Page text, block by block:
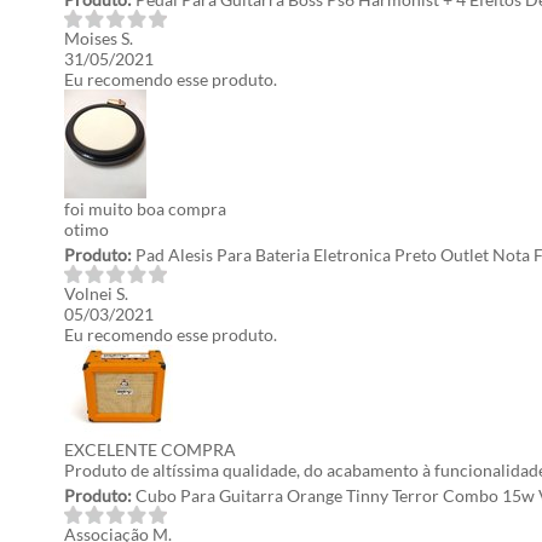
Moises S.
31/05/2021
Eu recomendo esse produto.
foi muito boa compra
otimo
Produto: Pad Alesis Para Bateria Eletronica Preto Outlet Nota
Volnei S.
05/03/2021
Eu recomendo esse produto.
EXCELENTE COMPRA
Produto de altíssima qualidade, do acabamento à
Produto:Cubo Para Guitarra Orange Tinny Terror Combo 15w
Associação M.